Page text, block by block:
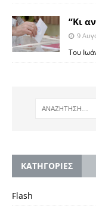
“Κι
9
Toυ
KΑΤΗΓΟΡΙΕΣ
Flash